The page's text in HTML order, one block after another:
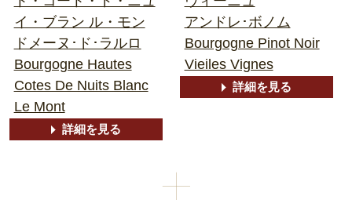
イ・ブラン ル・モン
ドメーヌ･ド･ラルロ
Bourgogne Hautes
Cotes De Nuits Blanc
Le Mont
詳細を見る
アンドレ･ボノム
Bourgogne Pinot Noir
Vieiles Vignes
詳細を見る